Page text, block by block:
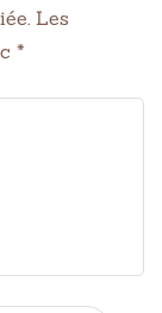
Les
*